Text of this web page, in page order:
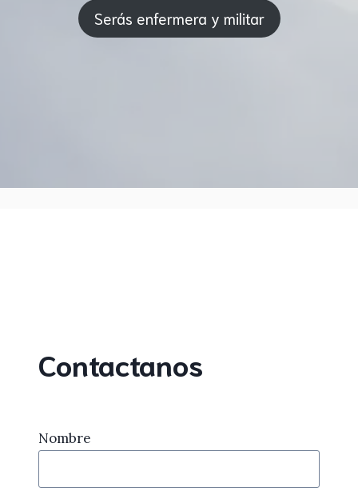
Serás enfermera y militar
Contactanos
Nombre